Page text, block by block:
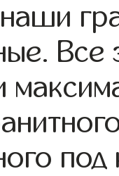
Все